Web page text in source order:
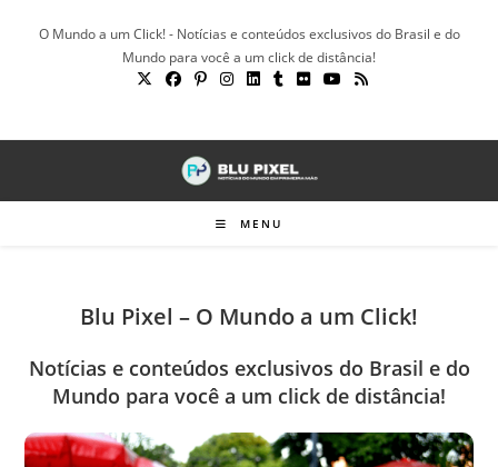
O Mundo a um Click! - Notícias e conteúdos exclusivos do Brasil e do
Mundo para você a um click de distância!
MENU
Blu Pixel – O Mundo a um Click!
Notícias e conteúdos exclusivos do Brasil e do
Mundo para você a um click de distância!